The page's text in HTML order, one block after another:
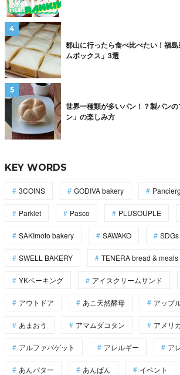
郡山に行ったら食べ比べたい！福
ムボックス」3選
世界一種類が多いパン！？製パン
ン」の楽しみ方
KEY WORDS
3COINS GODIVA bakery
Parklet Pasco PLUSOUPLE
SAKImoto bakery SAWAKO SDGs
SWELL BAKERY TENERA bread & meals
YKベーキング アイスクリームサンド
アウトドア あこ天然酵母 アップ
あまおう アマムダコタン アメリカ
アルファバゲット アレルギー ア
あんバター あんぱん イベント